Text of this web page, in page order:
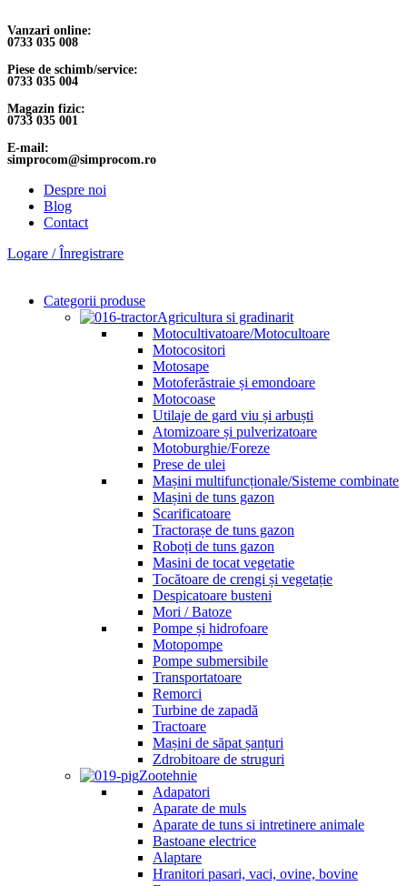
Vanzari online:
0733 035 008
Piese de schimb/service:
0733 035 004
Magazin fizic:
0733 035 001
E-mail:
simprocom@simprocom.ro
Despre noi
Blog
Contact
Logare / Înregistrare
Categorii produse
Agricultura si gradinarit
Motocultivatoare/Motocultoare
Motocositori
Motosape
Motoferăstraie și emondoare
Motocoase
Utilaje de gard viu și arbuști
Atomizoare și pulverizatoare
Motoburghie/Foreze
Prese de ulei
Mașini multifuncționale/Sisteme combinate
Mașini de tuns gazon
Scarificatoare
Tractorașe de tuns gazon
Roboți de tuns gazon
Masini de tocat vegetatie
Tocătoare de crengi și vegetație
Despicatoare busteni
Mori / Batoze
Pompe și hidrofoare
Motopompe
Pompe submersibile
Transportatoare
Remorci
Turbine de zapadă
Tractoare
Mașini de săpat șanțuri
Zdrobitoare de struguri
Zootehnie
Adapatori
Aparate de muls
Aparate de tuns si intretinere animale
Bastoane electrice
Alaptare
Hranitori pasari, vaci, ovine, bovine